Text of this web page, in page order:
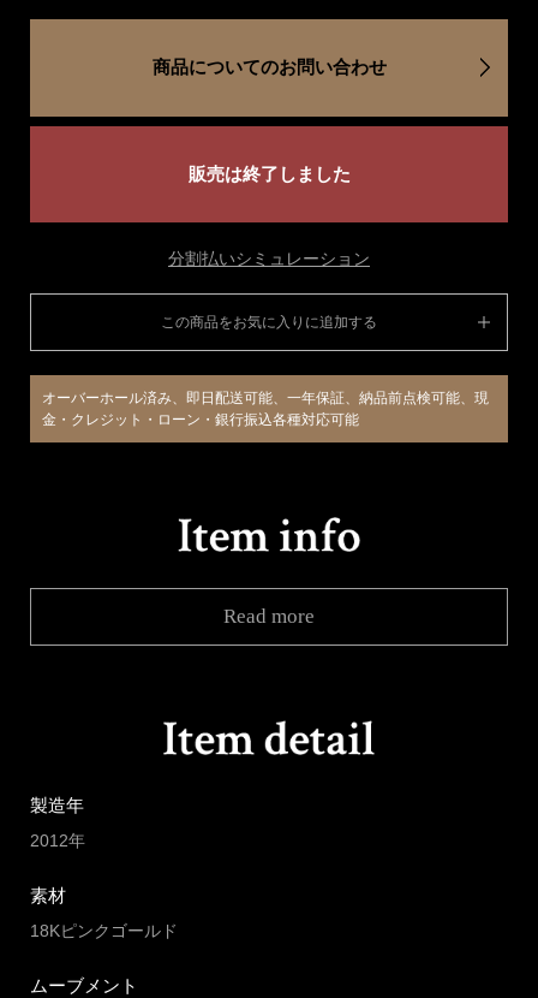
商品についてのお問い合わせ
販売は終了しました
分割払いシミュレーション
この商品をお気に入りに追加する
オーバーホール済み、即日配送可能、一年保証、納品前点検可能、現
金・クレジット・ローン・銀行振込各種対応可能
Read more
製造年
2012年
素材
18Kピンクゴールド
ムーブメント